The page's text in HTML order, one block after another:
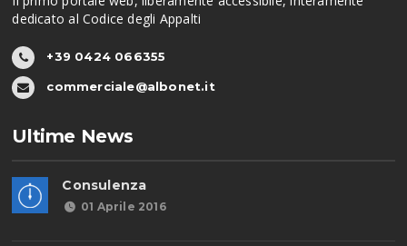
dedicato al Codice degli Appalti
+39 0424 066355
commerciale@albonet.it
Ultime News
Consulenza
01 Aprile 2016